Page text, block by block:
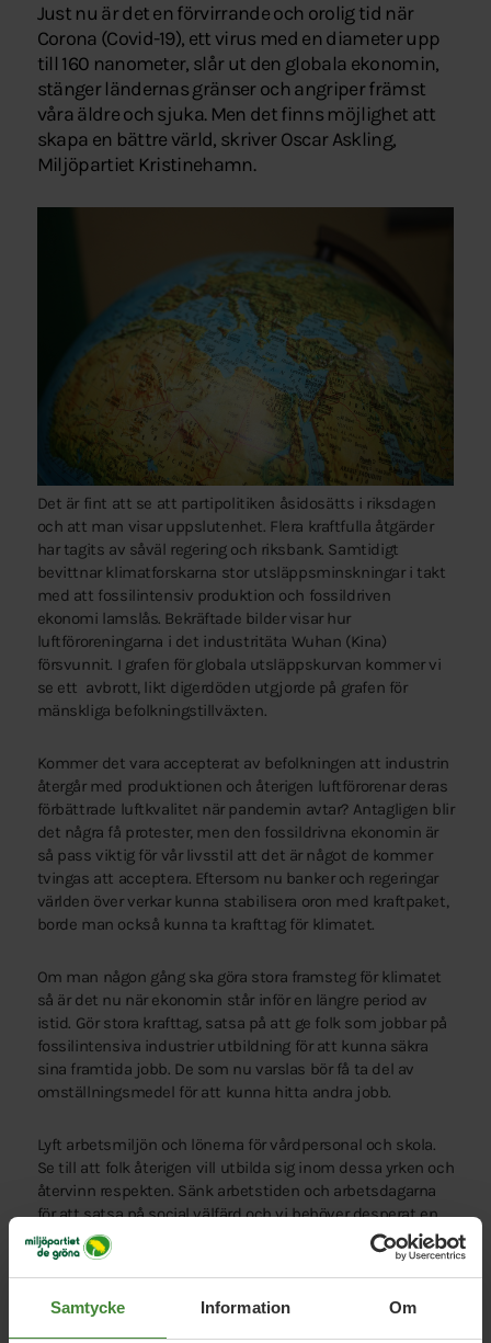
Samtycke Information Om
Just nu är det en förvirrande och orolig tid när
Corona (Covid-19), ett virus med en diameter upp
till 160 nanometer, slår ut den globala ekonomin,
stänger ländernas gränser och angriper främst
våra äldre och sjuka. Men det finns möjlighet att
skapa en bättre värld, skriver Oscar Askling,
Miljöpartiet Kristinehamn.
Det är fint att se att partipolitiken åsidosätts i riksdagen
och att man visar uppslutenhet. Flera kraftfulla åtgärder
har tagits av såväl regering och riksbank. Samtidigt
bevittnar klimatforskarna stor utsläppsminskningar i takt
med att fossilintensiv produktion och fossildriven
ekonomi lamslås. Bekräftade bilder visar hur
luftföroreningarna i det industritäta Wuhan (Kina)
försvunnit. I grafen för globala utsläppskurvan kommer vi
se ett avbrott, likt digerdöden utgjorde på grafen för
mänskliga befolkningstillväxten.
Kommer det vara accepterat av befolkningen att industrin
återgår med produktionen och återigen luftförorenar deras
förbättrade luftkvalitet när pandemin avtar? Antagligen blir
det några få protester, men den fossildrivna ekonomin är
så pass viktig för vår livsstil att det är något de kommer
tvingas att acceptera. Eftersom nu banker och regeringar
världen över verkar kunna stabilisera oron med kraftpaket,
borde man också kunna ta krafttag för klimatet.
Om man någon gång ska göra stora framsteg för klimatet
så är det nu när ekonomin står inför en längre period av
istid. Gör stora krafttag, satsa på att ge folk som jobbar på
fossilintensiva industrier utbildning för att kunna säkra
sina framtida jobb. De som nu varslas bör få ta del av
omställningsmedel för att kunna hitta andra jobb.
Lyft arbetsmiljön och lönerna för vårdpersonal och skola.
Se till att folk återigen vill utbilda sig inom dessa yrken och
återvinn respekten. Sänk arbetstiden och arbetsdagarna
för att satsa på social välfärd och vi behöver desperat en
progressiv fördelningspolitik och börja lära oss att värdera
det sociala- och kulturella kapitalet som faktorer för att
bekämpa segregering och ojämlikhet.
En stund som denna kräver solidaritet. Varför vi inte finner